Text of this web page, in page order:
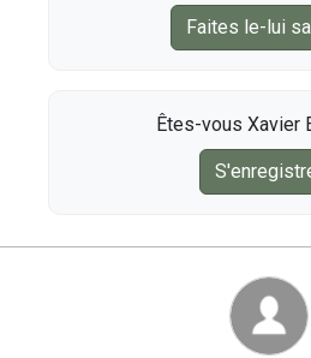
Faites le-lui
Êtes-vous Xavier